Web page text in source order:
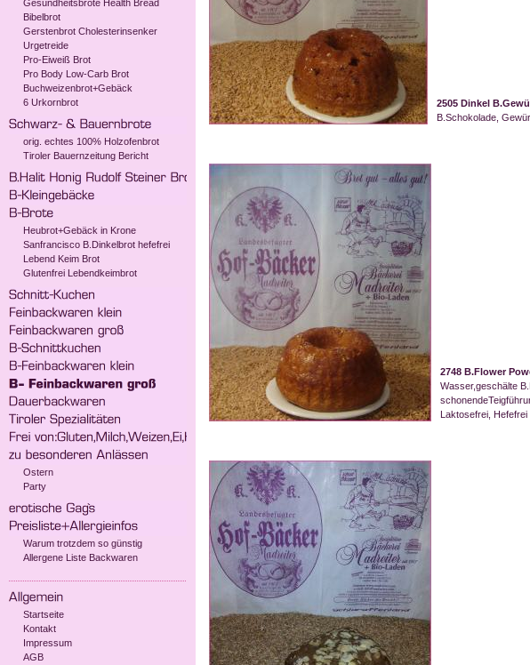
Gesundheitsbrote Health Bread
Bibelbrot
Gerstenbrot Cholesterinsenker
Urgetreide
Pro-Eiweiß Brot
Pro Body Low-Carb Brot
Buchweizenbrot+Gebäck
6 Urkornbrot
orig. echtes 100% Holzofenbrot
Tiroler Bauernzeitung Bericht
Heubrot+Gebäck in Krone
Sanfrancisco B.Dinkelbrot hefefrei
Lebend Keim Brot
Glutenfrei Lebendkeimbrot
Ostern
Party
Warum trotzdem so günstig
Allergene Liste Backwaren
Startseite
Kontakt
Impressum
AGB
2505 Dinkel
B.Schokolade,
2748 B.Flower
Wasser,geschälte
Laktosefrei, Hefefrei